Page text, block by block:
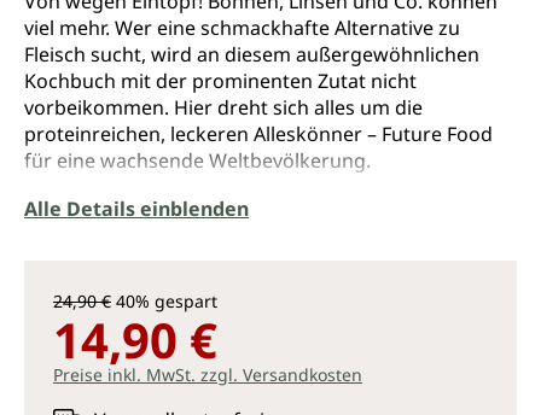
viel mehr. Wer eine schmackhafte Alternative zu
Fleisch sucht, wird an diesem außergewöhnlichen
Kochbuch mit der prominenten Zutat nicht
vorbeikommen. Hier dreht sich alles um die
proteinreichen, leckeren Alleskönner – Future Food
für eine wachsende Weltbevölkerung.
Die Leidenschaft des ambitionierten Hobbykochs Joe
Suppen bis hin zu Hauptgerichten, Beilagen und
Desserts: In jedem Gericht spielen Hülsenfrüchte die
Hauptrolle und stehlen Fleischgerichten die Show.
Alle Details einblenden
24,90 € 40% gespart
14,90 €
Preise inkl. MwSt. zzgl. Versandkosten